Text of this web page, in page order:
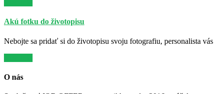
Akú fotku do životopisu
Nebojte sa pridať si do životopisu svoju fotografiu, personalista vás
O nás